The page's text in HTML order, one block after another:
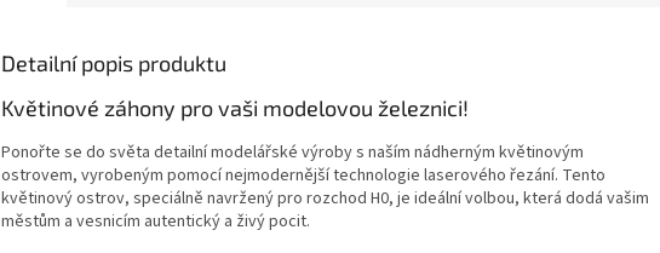
Detailní popis produktu
Květinové záhony pro vaši modelovou železnici!
Ponořte se do světa detailní modelářské výroby s naším nádherným květinovým
ostrovem, vyrobeným pomocí nejmodernější technologie laserového řezání. Tento
květinový ostrov, speciálně navržený pro rozchod H0, je ideální volbou, která dodá vašim
městům a vesnicím autentický a živý pocit.